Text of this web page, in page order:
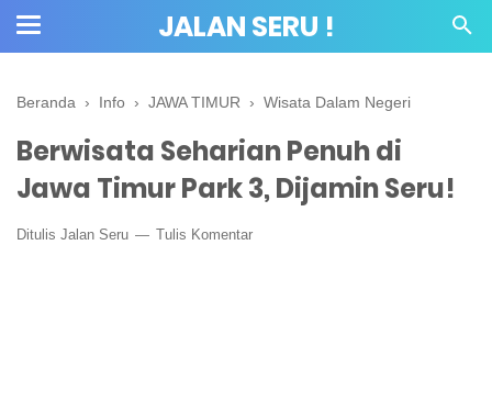
JALAN SERU !
Beranda › Info › JAWA TIMUR › Wisata Dalam Negeri
Berwisata Seharian Penuh di
Jawa Timur Park 3, Dijamin Seru!
Ditulis Jalan Seru Tulis Komentar